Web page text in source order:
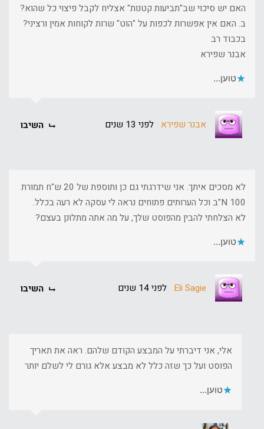
האם יש סיכוי שב"תביעות קטנות" אצליח לקבל פיצוי כל שהוא?
ב. האם אין אפשרות לכפות על "הוט" שרות לקוחות אמין ורציני?
בכבוד רב
אבנר שפירא
טוען...
אבנר שפירא לפני 13 שנים השיבו
לא מסכים איתך. אני שידרגתי גם כן ותוספת של 20 ש"ח תמורת
100 N"ב וכל הערותים פתוחים נראה לי עסקה לא רעה בכלל.
לא הצלחתי להבין מהפוסט שלך, על מה אתה מתלונן בעצם?
טוען...
Eli Sagie לפני 14 שנים השיבו
אלי, אני דיברתי על המבצע הקודם שלהם. ראה את תאריך
הפוסט ועל כך שזה כלל לא מבצע אלא גורם לי לשלם יותר
טוען...